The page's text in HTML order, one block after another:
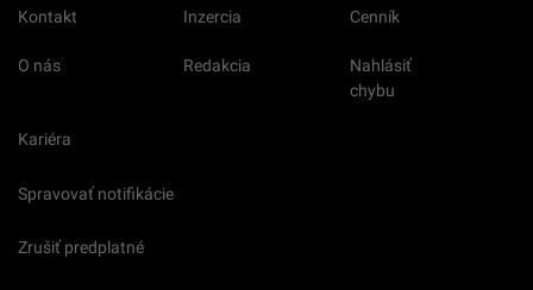
Kontakt Inzercia Cenník
O nás Redakcia
Nahlásiť
chybu
Kariéra
Spravovať notifikácie
Zrušiť predplatné